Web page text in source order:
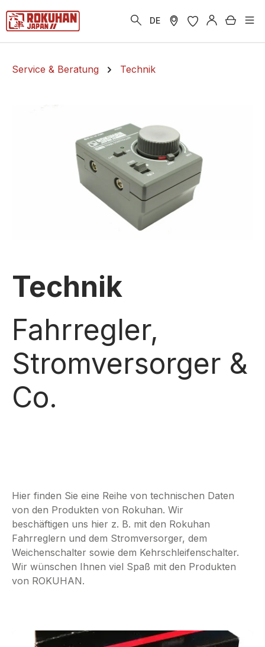
springen DE
Service & Beratung Technik
Technik
Fahrregler,
Stromversorger &
Co.
Hier finden Sie eine Reihe von technischen Daten
von den Produkten von Rokuhan. Wir
beschäftigen uns hier z. B. mit den Rokuhan
Fahrreglern und dem Stromversorger, dem
Weichenschalter sowie dem Kehrschleifenschalter.
Wir wünschen Ihnen viel Spaß mit den Produkten
von ROKUHAN.